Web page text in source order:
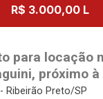
R$ 3.000,00 L
para locação
próximo à
Ribeirão Preto/
Ribeirão Preto/SP